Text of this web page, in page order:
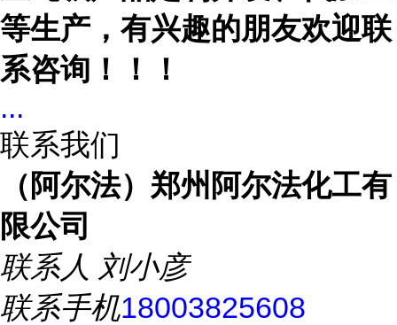
等生产，有兴趣的朋友欢迎联
系咨询！！！
...
联系我们
（阿尔法）郑州阿尔法化工有
限公司
联系人 刘小彦
联系手机18003825608